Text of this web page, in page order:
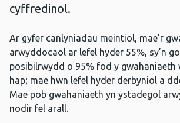
cyffredinol.
Ar gyfer canlyniadau meintiol, mae’r
arwyddocaol ar lefel hyder 55%, sy’n
posibilrwydd o 95% fod y gwahaniaeth
hap; mae hwn lefel hyder derbyniol a
Mae pob gwahaniaeth yn ystadegol
nodir fel arall.